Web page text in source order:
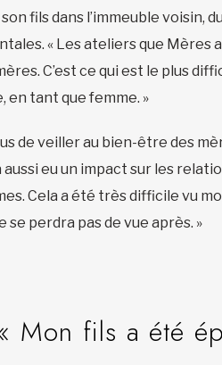
fils dans l’immeuble voisin,
« Les ateliers que Mères
C’est ce qui est le plus
en tant que femme. »
de veiller au bien-être des
aussi eu un impact sur les
Cela a été très difficile vu
se perdra pas de vue après. »
Mon fils a été